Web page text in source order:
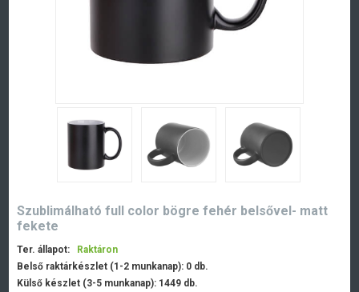
Szublimálható full color bögre fehér belsővel- matt
fekete
Ter. állapot:
Raktáron
Belső raktárkészlet (1-2 munkanap): 0 db.
Külső készlet (3-5 munkanap): 1449 db.